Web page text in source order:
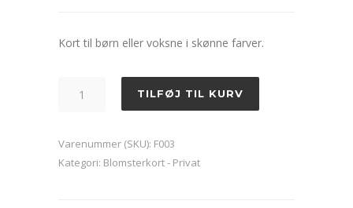
Kort til børn eller voksne i skønne farver.
grøn
(1)
TILFØJ TIL KURV
Varenummer (SKU): F003
Kategori: Blomsterkort - Privat